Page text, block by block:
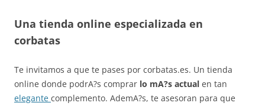
Una tienda online especializada en
corbatas
Te invitamos a que te pases por corbatas.es. Un tienda
online donde podrA?s comprar lo mA?s actual en tan
elegante complemento. AdemA?s, te asesoran para que